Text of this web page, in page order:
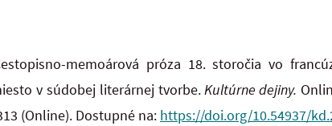
memoárová próza 18. storočia vo
v súdobej literárnej tvorbe. Kultúrne dejiny.
(Online). Dostupné na: https://doi.org/10.54937/